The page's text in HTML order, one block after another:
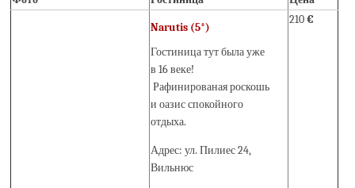
Narutis (5*)
Гостиница тут была уже
в 16 веке!
Рафинированая роскошь
и оазис спокойного
отдыха.
Адрес: ул. Пилиес 24,
Вильнюс
210€